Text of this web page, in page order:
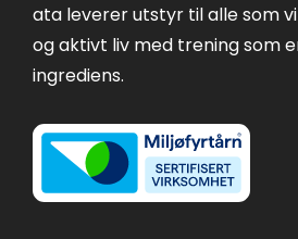
ata leverer utstyr til alle som
og aktivt liv med trening som
ingrediens.